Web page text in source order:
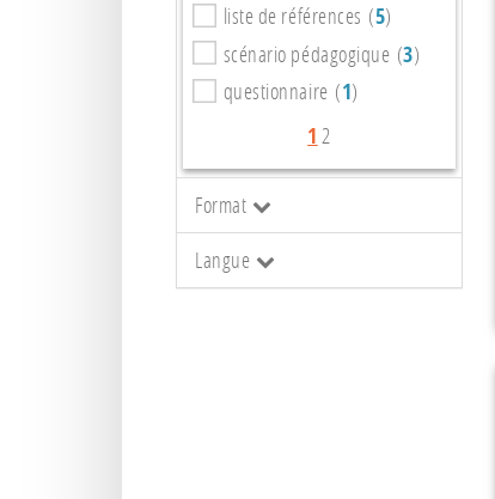
liste de références (5)
scénario pédagogique (3)
questionnaire (1)
1 2
Format
Langue